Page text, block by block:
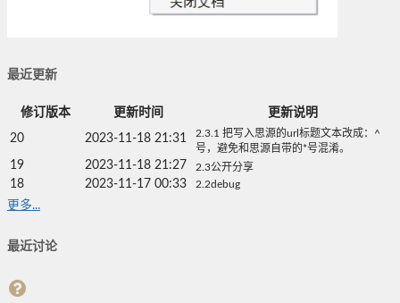
最近更新
修订版本 更新时间 更新说明
20 2023-11-18 21:31
2.3.1 把写入思源的url标题文本改成：^
号，避免和思源自带的*号混淆。
19 2023-11-18 21:27 2.3公开分享
18 2023-11-17 00:33 2.2debug
更多...
最近讨论